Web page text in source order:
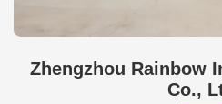
Zhengzhou Rainbow
Co.,